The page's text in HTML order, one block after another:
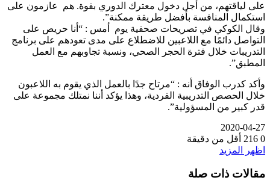
لياقتهم، من أجل دخول معترك الدوري بقوة. هم عازمون على
المنافسة بأفضل طريقة ممكنة”.
الكوكي في تصريحات صحفية يوم أمس : “أنا حريص على
دائمًا مع اللاعبين للاضطلاع على مدى تعودهم على برنامج
خلال فترة الحجر الصحي، ونسبة تجاوبهم مع العمل
كدرب الوفاق أنه : “مرتاح جدًا بالعمل الذي يقوم به اللاعبون
الحصص التدريبية الفردية، وهذا يؤكد أننا نمتلك مجموعة على
كبير من المسؤولية”.
2020-04-
أقل من دقيقة
المزيد
ذات صلة